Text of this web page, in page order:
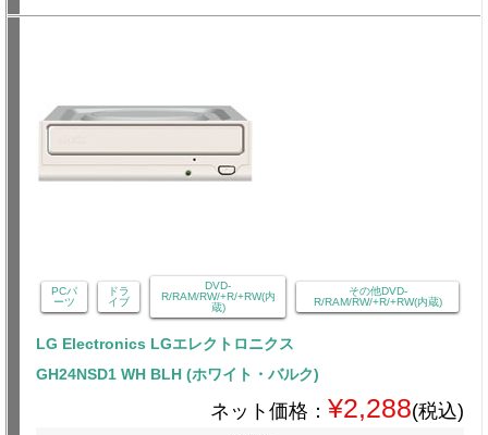
PCパ
ーツ
ドラ
イブ
DVD-
R/RAM/RW/+R/+RW(内
蔵)
その他DVD-
R/RAM/RW/+R/+RW(内蔵)
LG Electronics LGエレクトロニクス
GH24NSD1 WH BLH (ホワイト・バルク)
ネット価格： ¥2,288(税込)